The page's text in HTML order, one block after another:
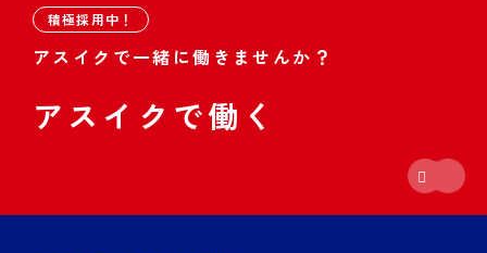
積極採用中！
アスイクで一緒に働きませんか？
アスイクで働く